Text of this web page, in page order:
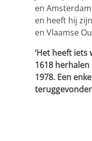
en
en heeft hij
en Vlaamse
‘Het heeft
1618
1978. Een